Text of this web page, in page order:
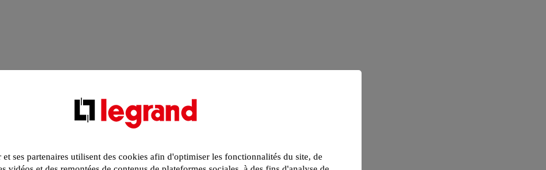
ses partenaires utilisent des cookies afin d'optimiser les fonctionnalités du site, de